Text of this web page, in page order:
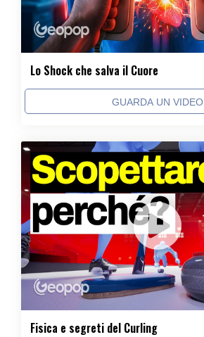
Lo Shock che salva il Cuore
GUARDA UN VIDEO
Fisica e segreti del Curling